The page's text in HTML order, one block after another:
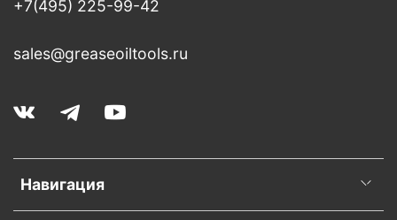
Навигация
+7(495) 225-99-42
sales@greaseoiltools.ru